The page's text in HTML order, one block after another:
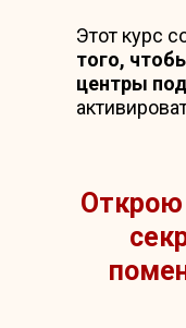
Этот курс
того,
центры